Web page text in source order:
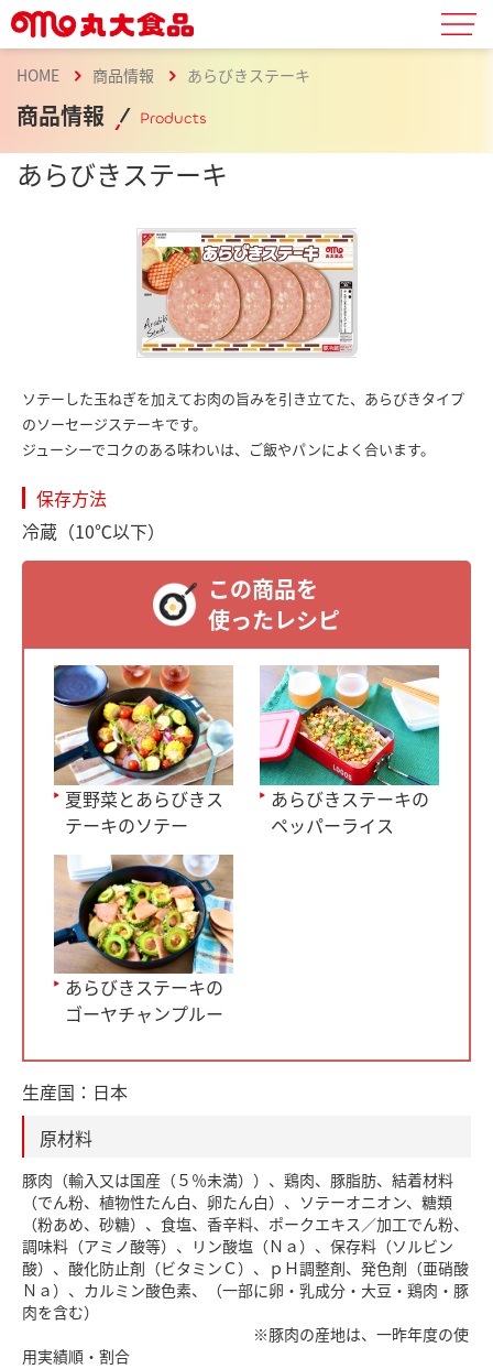
HOME 商品情報 あらびきステーキ
商品情報 Products
あらびきステーキ
ソテーした玉ねぎを加えてお肉の旨みを引き立てた、あらびきタイプ
のソーセージステーキです。
ジューシーでコクのある味わいは、ご飯やパンによく合います。
保存方法
冷蔵（10℃以下）
この商品を
使ったレシピ
夏野菜とあらびきス
テーキのソテー
あらびきステーキの
ペッパーライス
あらびきステーキの
ゴーヤチャンプルー
生産国： 日本
原材料
豚肉（輸入又は国産（５％未満））、鶏肉、豚脂肪、結着材料
（でん粉、植物性たん白、卵たん白）、ソテーオニオン、糖類
（粉あめ、砂糖）、食塩、香辛料、ポークエキス／加工でん粉、
調味料（アミノ酸等）、リン酸塩（Ｎａ）、保存料（ソルビン
酸）、酸化防止剤（ビタミンＣ）、ｐＨ調整剤、発色剤（亜硝酸
Ｎａ）、カルミン酸色素、（一部に卵・乳成分・大豆・鶏肉・豚
肉を含む）
※豚肉の産地は、一昨年度の使
用実績順・割合